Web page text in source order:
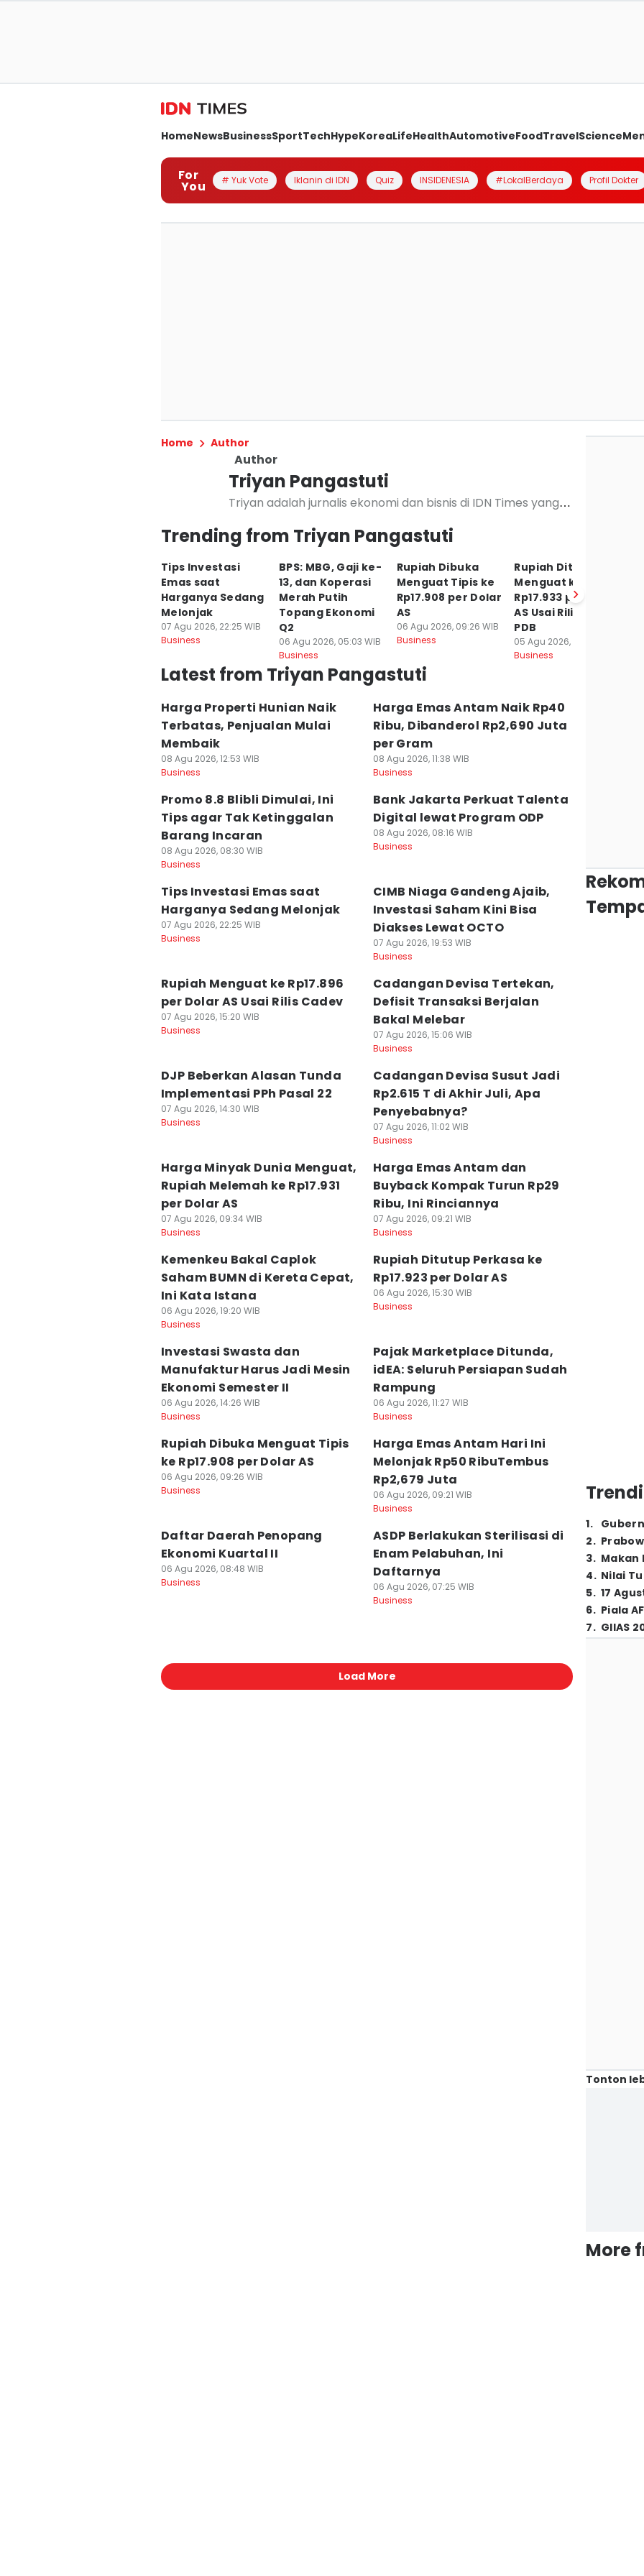
HomeNewsBusinessSportTechHypeKoreaLifeHealthAutomotiveFoodTravelScience
For
You # Yuk Vote Iklanin di IDN Quiz INSIDENESIA #LokalBerdaya Profil Dokter
Home Author
Author
Triyan Pangastuti
Triyan adalah jurnalis ekonomi dan bisnis di IDN Times yang
ekonomi makro, kebijakan fiskal, moneter, perbankan dan
Trending from Triyan Pangastuti
Tips Investasi
Emas saat
Harganya Sedang
Melonjak
07 Agu 2026, 22:25 WIB
Business
BPS: MBG, Gaji ke-
13, dan Koperasi
Merah Putih
Topang Ekonomi
Q2
06 Agu 2026, 05:03 WIB
Business
Rupiah Dibuka
Menguat Tipis ke
Rp17.908 per Dolar
AS
06 Agu 2026, 09:26 WIB
Business
Rupiah Ditutup
Menguat ke
Rp17.933 per Dolar
AS Usai Rilis Data
PDB
05 Agu 2026, 15:51 WIB
Business
Latest from Triyan Pangastuti
Harga Properti Hunian Naik
Terbatas, Penjualan Mulai
Membaik
08 Agu 2026, 12:53 WIB
Business
Harga Emas Antam Naik Rp40
Ribu, Dibanderol Rp2,690 Juta
per Gram
08 Agu 2026, 11:38 WIB
Business
Promo 8.8 Blibli Dimulai, Ini
Tips agar Tak Ketinggalan
Barang Incaran
08 Agu 2026, 08:30 WIB
Business
Bank Jakarta Perkuat Talenta
Digital lewat Program ODP
08 Agu 2026, 08:16 WIB
Business
Tips Investasi Emas saat
Harganya Sedang Melonjak
07 Agu 2026, 22:25 WIB
Business
CIMB Niaga Gandeng Ajaib,
Investasi Saham Kini Bisa
Diakses Lewat OCTO
07 Agu 2026, 19:53 WIB
Business
Rupiah Menguat ke Rp17.896
per Dolar AS Usai Rilis Cadev
07 Agu 2026, 15:20 WIB
Business
Cadangan Devisa Tertekan,
Defisit Transaksi Berjalan
Bakal Melebar
07 Agu 2026, 15:06 WIB
Business
DJP Beberkan Alasan Tunda
Implementasi PPh Pasal 22
07 Agu 2026, 14:30 WIB
Business
Cadangan Devisa Susut Jadi
Rp2.615 T di Akhir Juli, Apa
Penyebabnya?
07 Agu 2026, 11:02 WIB
Business
Harga Minyak Dunia Menguat,
Rupiah Melemah ke Rp17.931
per Dolar AS
07 Agu 2026, 09:34 WIB
Business
Harga Emas Antam dan
Buyback Kompak Turun Rp29
Ribu, Ini Rinciannya
07 Agu 2026, 09:21 WIB
Business
Kemenkeu Bakal Caplok
Saham BUMN di Kereta Cepat,
Ini Kata Istana
06 Agu 2026, 19:20 WIB
Business
Rupiah Ditutup Perkasa ke
Rp17.923 per Dolar AS
06 Agu 2026, 15:30 WIB
Business
Investasi Swasta dan
Manufaktur Harus Jadi Mesin
Ekonomi Semester II
06 Agu 2026, 14:26 WIB
Business
Pajak Marketplace Ditunda,
idEA: Seluruh Persiapan Sudah
Rampung
06 Agu 2026, 11:27 WIB
Business
Rupiah Dibuka Menguat Tipis
ke Rp17.908 per Dolar AS
06 Agu 2026, 09:26 WIB
Business
Harga Emas Antam Hari Ini
Melonjak Rp50 RibuTembus
Rp2,679 Juta
06 Agu 2026, 09:21 WIB
Business
Daftar Daerah Penopang
Ekonomi Kuartal II
06 Agu 2026, 08:48 WIB
Business
ASDP Berlakukan Sterilisasi di
Enam Pelabuhan, Ini
Daftarnya
06 Agu 2026, 07:25 WIB
Business
Load More
1.
2.
3. Makan
4. Nilai
5. 17
6. Piala
7. GIIAS
Tonton
More